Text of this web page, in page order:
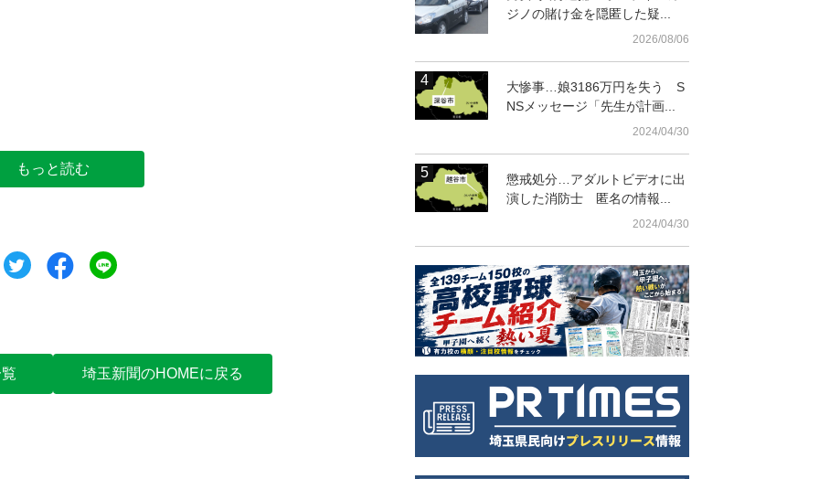
もっと読む
ツイートシェア
埼玉新聞のHOMEに戻る
ジノの賭け金を隠匿した疑...
2026/08/06
大惨事…娘3186万円を失う S
NSメッセージ「先生が計画...
2024/04/30
懲戒処分…アダルトビデオに出
演した消防士 匿名の情報...
2024/04/30